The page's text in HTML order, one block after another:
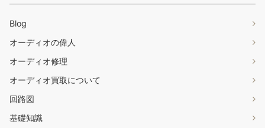
Blog
オーディオの偉人
オーディオ修理
オーディオ買取について
回路図
基礎知識